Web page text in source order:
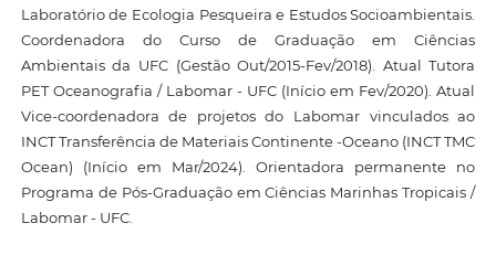
Laboratório de Ecologia Pesqueira e Estudos Socioambientais.
Coordenadora do Curso de Graduação em Ciências
Ambientais da UFC (Gestão Out/2015-Fev/2018). Atual Tutora
PET Oceanografia / Labomar - UFC (Início em Fev/2020). Atual
Vice-coordenadora de projetos do Labomar vinculados ao
INCT Transferência de Materiais Continente -Oceano (INCT TMC
Ocean) (Início em Mar/2024). Orientadora permanente no
Programa de Pós-Graduação em Ciências Marinhas Tropicais /
Labomar - UFC.